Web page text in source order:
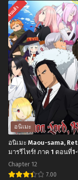
อ
นิ
เมะ
Children
of
the
Sea
รุ
กะ
ผจญ
ภัย
โลก
ใต้
ทะเล
จบแล้ว
อนิเมะ
อนิเมะ Maou-sama,
มารรีไทร์! ภาค 1 ตอนที่
ไทย
Chapter 12
7.00